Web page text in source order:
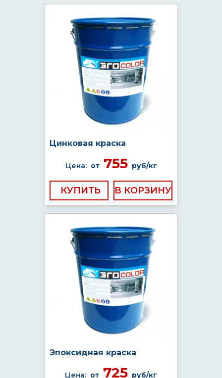
Цинковая краска
Цена: от755 руб/кг
КУПИТЬ
Эпоксидная краска
Цена: от 725 руб/кг